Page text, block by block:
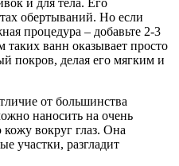
обертываний. Но если
процедура – добавьте 2-3
ванн оказывает просто
покров, делая его мягким и
от большинства
наносить на очень
вокруг глаз. Она
участки, разгладит